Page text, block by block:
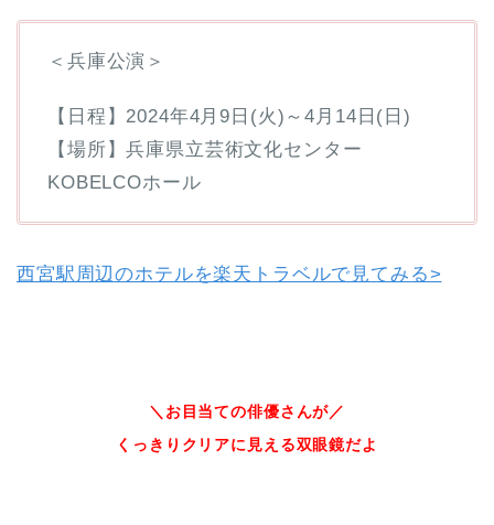
＜兵庫公演＞
【日程】2024年4月9日(火)～4月14日(日)
【場所】兵庫県立芸術文化センター
KOBELCOホール
西宮駅周辺のホテルを楽天トラベルで見てみる>
＼お目当ての俳優さんが／
くっきりクリアに見える双眼鏡だよ